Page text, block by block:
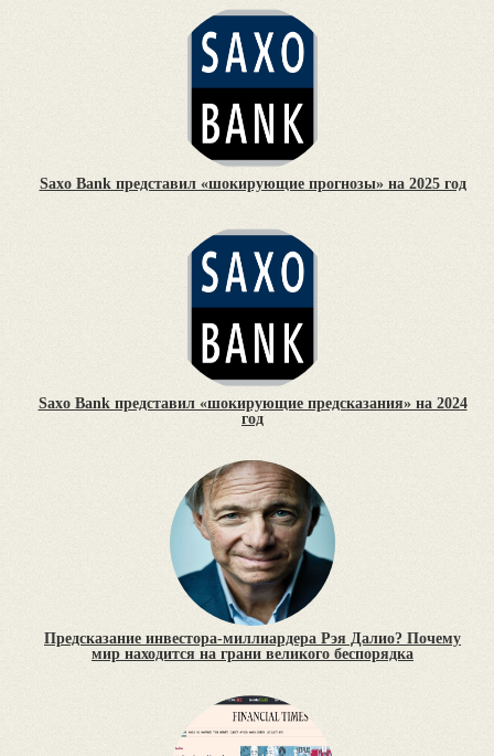
Saxo Bank представил «шокирующие прогнозы» на 2025 год
Saxo Bank представил «шокирующие предсказания» на 2024
год
Предсказание инвестора-миллиардера Рэя Далио? Почему
мир находится на грани великого беспорядка